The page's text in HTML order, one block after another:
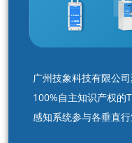
广州技象科技有限公
100%自主知识产权的
感知系统参与各垂直